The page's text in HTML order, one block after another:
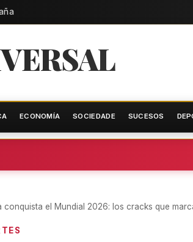
ECONOMÍA SOCIEDADE SUCESOS
conquista el Mundial 2026: los cracks que